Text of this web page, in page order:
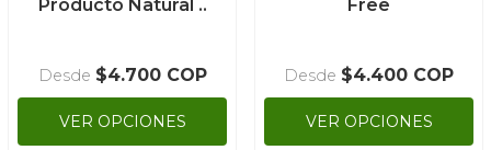
Producto Natural ..
Desde $4.700 COP
VER OPCIONES
Free
Desde $4.400 COP
VER OPCIONES